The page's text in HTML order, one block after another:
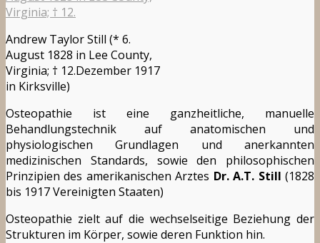
Andrew Taylor Still (* 6.
August 1828 in Lee County,
Virginia; † 12.Dezember 1917
in Kirksville)
Osteopathie ist eine ganzheitliche, manuelle
Behandlungstechnik auf anatomischen und
physiologischen Grundlagen und anerkannten
medizinischen Standards, sowie den philosophischen
Prinzipien des amerikanischen Arztes Dr. A.T. Still (1828
bis 1917 Vereinigten Staaten)
Osteopathie zielt auf die wechselseitige Beziehung der
Strukturen im Körper, sowie deren Funktion hin.